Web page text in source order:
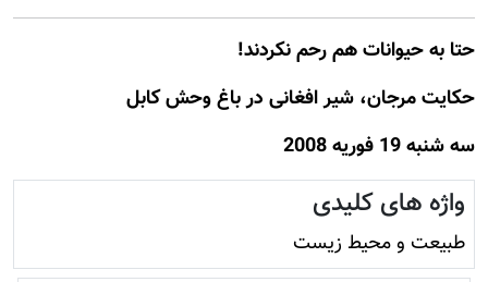
حتا به حيوانات هم رحم نکردند!
حکايت مرجان، شير افغانی در باغ وحش کابل
سه شنبه 19 فوريه 2008
واژه های کلیدی
طبیعت و محيط زيست